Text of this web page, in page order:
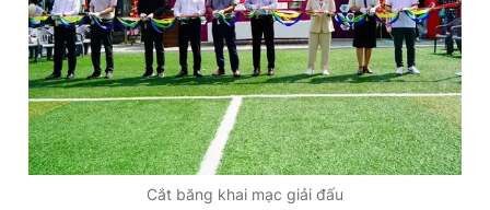
Cắt băng khai mạc giải đấu